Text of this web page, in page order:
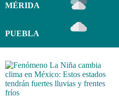
MÉRIDA
PUEBLA